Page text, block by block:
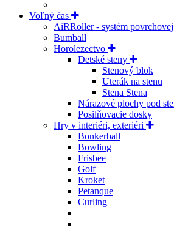
Voľný čas
AiRRoller - systém
Bumball
Horolezectvo
Detské steny
Stenový blok
Uterák na stenu
Stena Stena
Nárazové plochy pod
Posilňovacie dosky
Hry v interiéri, exteriéri
Bonkerball
Bowling
Frisbee
Golf
Kroket
Petanque
Curling